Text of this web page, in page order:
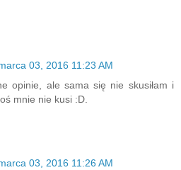
03, 2016 11:23 AM
opinie, ale sama się nie skusiłam i
mnie nie kusi :D.
03, 2016 11:26 AM